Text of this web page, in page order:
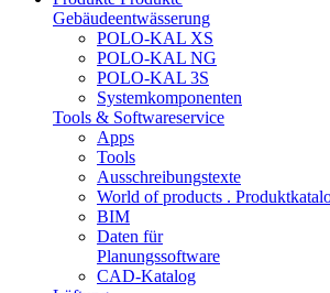
Gebäudeentwässerung
POLO-KAL XS
POLO-KAL NG
POLO-KAL 3S
Systemkomponenten
Tools & Softwareservice
Apps
Tools
Ausschreibungstexte
World of products .
BIM
Daten für
Planungssoftware
CAD-Katalog